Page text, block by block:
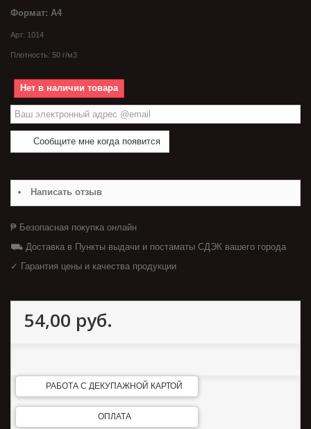
Формат: А4
Арт: 1014
Плотность: 50 г/м3
Нет в наличии товара
Сообщите мне когда появится
Написать отзыв
₱ Безопасная покупка онлайн
⛟ Доставка в Пункты выдачи и постаматы СДЭК вашего города
✓ Гарантия цены и качества продукции
54,00 руб.
РАБОТА С ДЕКУПАЖНОЙ КАРТОЙ
ОПЛАТА